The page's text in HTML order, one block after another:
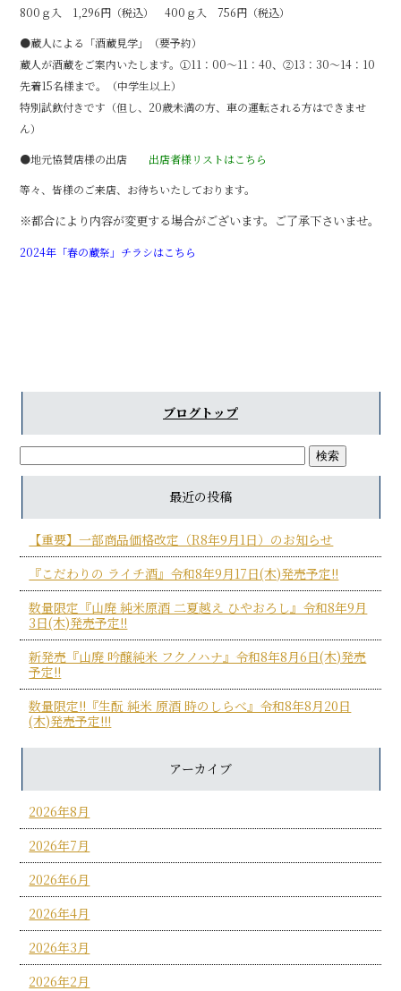
800ｇ入 1,296円（税込） 400ｇ入 756円（税込）
●蔵人による「酒蔵見学」（要予約）
蔵人が酒蔵をご案内いたします。①11：00～11：40、②13：30～14：10
先着15名様まで。（中学生以上）
特別試飲付きです（但し、20歳未満の方、車の運転される方はできませ
ん）
●地元協賛店様の出店 出店者様リストはこちら
等々、皆様のご来店、お待ちいたしております。
※都合により内容が変更する場合がございます。ご了承下さいませ。
2024年「春の蔵祭」チラシはこちら
ブログトップ
最近の投稿
【重要】一部商品価格改定（R8年9月1日）のお知らせ
『こだわりの ライチ酒』令和8年9月17日(木)発売予定!!
数量限定『山廃 純米原酒 二夏越え ひやおろし』令和8年9月
3日(木)発売予定!!
新発売『山廃 吟醸純米 フクノハナ』令和8年8月6日(木)発売
予定!!
数量限定!!『生酛 純米 原酒 時のしらべ』令和8年8月20日
(木)発売予定!!!
アーカイブ
2026年8月
2026年7月
2026年6月
2026年4月
2026年3月
2026年2月